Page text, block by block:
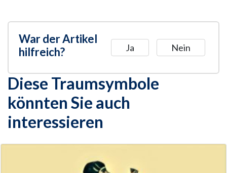
War der Artikel
hilfreich?
Ja Nein
Diese Traumsymbole
könnten Sie auch
interessieren